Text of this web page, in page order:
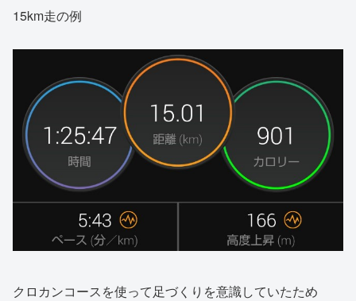
15km走の例
クロカンコースを使って足づくりを意識していたため